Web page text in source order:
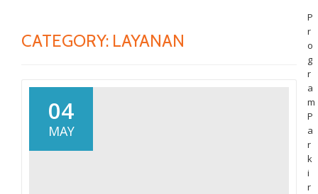
CATEGORY: LAYANAN
04
MAY
P
r
o
g
r
a
m
P
a
r
k
i
r